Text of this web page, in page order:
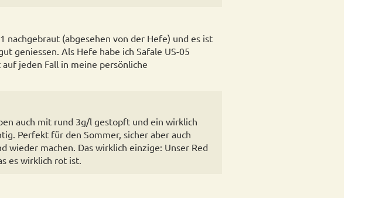
nachgebraut (abgesehen von der Hefe) und es ist
geniessen. Als Hefe habe ich Safale US-05
jeden Fall in meine persönliche
auch mit rund 3g/l gestopft und ein wirklich
Perfekt für den Sommer, sicher aber auch
machen. Das wirklich einzige: Unser Red
es wirklich rot ist.